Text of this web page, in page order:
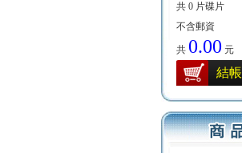
共 0 片碟片
不含郵資
共 0.00 元
結帳